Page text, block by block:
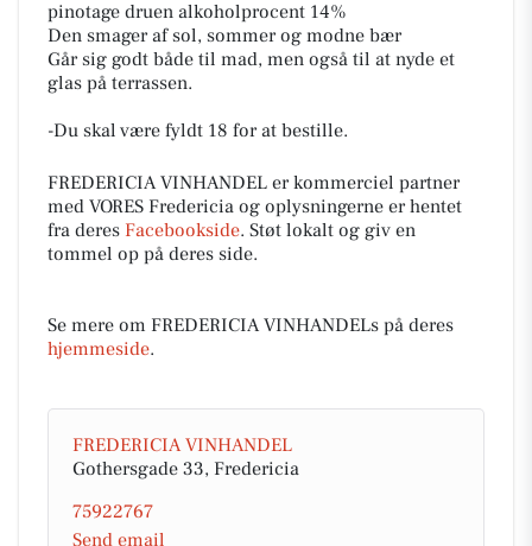
pinotage druen alkoholprocent 14%
Den smager af sol, sommer og modne bær
Går sig godt både til mad, men også til at nyde et
glas på terrassen.
-Du skal være fyldt 18 for at bestille.
FREDERICIA VINHANDEL er kommerciel partner
med VORES Fredericia og oplysningerne er hentet
fra deres Facebookside. Støt lokalt og giv en
tommel op på deres side.
Se mere om FREDERICIA VINHANDELs på deres
hjemmeside.
FREDERICIA VINHANDEL
Gothersgade 33, Fredericia
75922767
Send email